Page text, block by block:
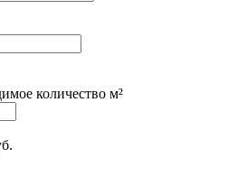
количество м²